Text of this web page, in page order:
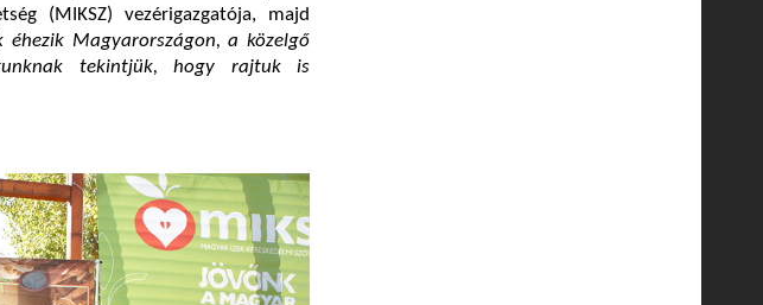
(MIKSZ) vezérigazgatója, majd
éhezik Magyarországon, a közelgő
tekintjük, hogy rajtuk is